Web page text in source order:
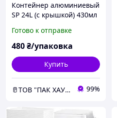
Контейнер алюминиевый
SP 24L (с крышкой) 430мл
Готово к отправке
480₴/упаковка
Купить
🥛ТОВ "ПАК ХАУС" 99%